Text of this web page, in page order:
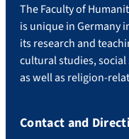
The Faculty of
is unique in Germany
its research and
cultural studies, social
as well as religion-
Contact and